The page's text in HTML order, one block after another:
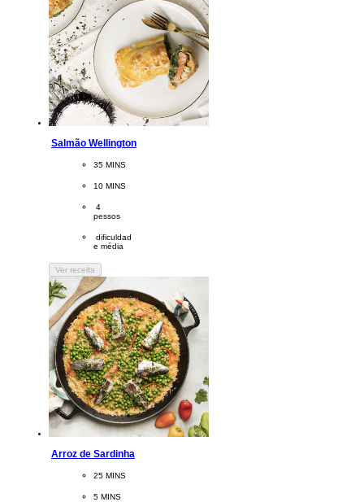
Salmão Wellington
CookingTime
35 MINS
PreparationTime
10 MINS
Servings
4
pessos
Difficulty
dificuldad
e média
Ver receita
Arroz de Sardinha
CookingTime
25 MINS
PreparationTime
5 MINS